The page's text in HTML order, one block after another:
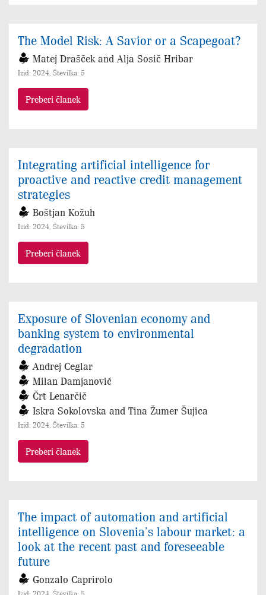
The Model Risk: A Savior or a Scapegoat?
Matej Drašček and Alja Sosič Hribar
Izid: 2024, Številka: 5
Preberi članek
Integrating artificial intelligence for
proactive and reactive credit management
strategies
Boštjan Kožuh
Izid: 2024, Številka: 5
Preberi članek
Exposure of Slovenian economy and
banking system to environmental
degradation
Andrej Ceglar
Milan Damjanović
Črt Lenarčič
Iskra Sokolovska and Tina Žumer Šujica
Izid: 2024, Številka: 5
Preberi članek
The impact of automation and artificial
intelligence on Slovenia’s labour market: a
look at the recent past and foreseeable
future
Gonzalo Caprirolo